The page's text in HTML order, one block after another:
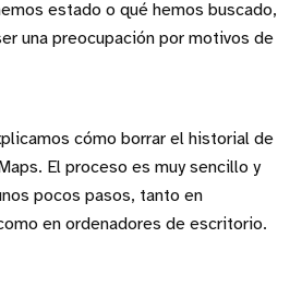
estado o qué hemos buscado,
una preocupación por motivos de
cómo borrar el historial de
El proceso es muy sencillo y
pocos pasos, tanto en
en ordenadores de escritorio.